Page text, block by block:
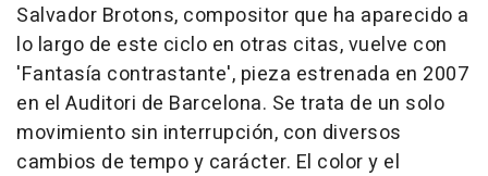
Salvador Brotons, compositor que ha aparecido a
lo largo de este ciclo en otras citas, vuelve con
'Fantasía contrastante', pieza estrenada en 2007
en el Auditori de Barcelona. Se trata de un solo
movimiento sin interrupción, con diversos
cambios de tempo y carácter. El color y el